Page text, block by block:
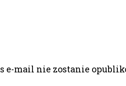
e-mail nie zostanie